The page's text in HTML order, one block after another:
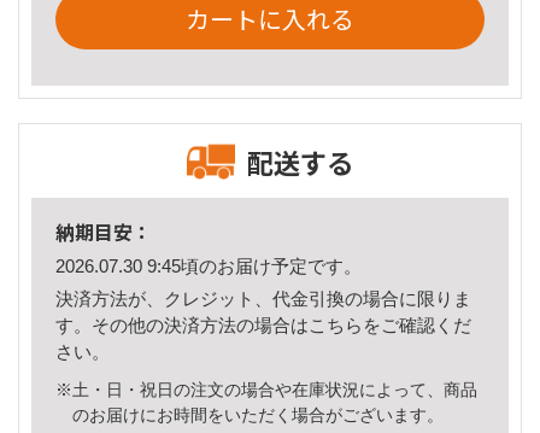
カートに入れる
配送する
納期目安：
2026.07.30 9:45頃のお届け予定です。
決済方法が、クレジット、代金引換の場合に限りま
す。その他の決済方法の場合はこちら をご確認くだ
さい。
※土・日・祝日の注文の場合や在庫状況によって、商品
のお届けにお時間をいただく場合がございます。